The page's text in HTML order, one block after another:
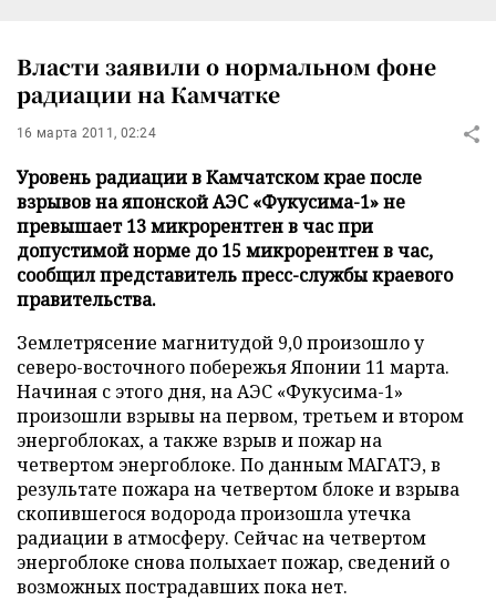
Власти заявили о нормальном фоне
радиации на Камчатке
16 марта 2011, 02:24
Уровень радиации в Камчатском крае после
взрывов на японской АЭС «Фукусима-1» не
превышает 13 микрорентген в час при
допустимой норме до 15 микрорентген в час,
сообщил представитель пресс-службы краевого
правительства.
Землетрясение магнитудой 9,0 произошло у
северо-восточного побережья Японии 11 марта.
Начиная с этого дня, на АЭС «Фукусима-1»
произошли взрывы на первом, третьем и втором
энергоблоках, а также взрыв и пожар на
четвертом энергоблоке. По данным МАГАТЭ, в
результате пожара на четвертом блоке и взрыва
скопившегося водорода произошла утечка
радиации в атмосферу. Сейчас на четвертом
энергоблоке снова полыхает пожар, сведений о
возможных пострадавших пока нет.